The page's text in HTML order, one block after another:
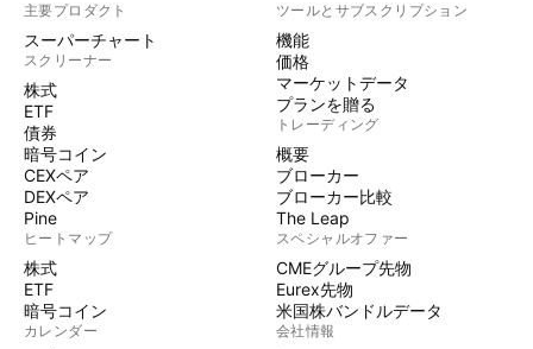
主要プロダクト
スーパーチャート
スクリーナー
株式
ETF
債券
暗号コイン
CEXペア
DEXペア
Pine
ヒートマップ
株式
ETF
暗号コイン
カレンダー
ツールとサブスクリプション
機能
価格
マーケットデータ
プランを贈る
トレーディング
概要
ブローカー
ブローカー比較
The Leap
スペシャルオファー
CMEグループ先物
Eurex先物
米国株バンドルデータ
会社情報